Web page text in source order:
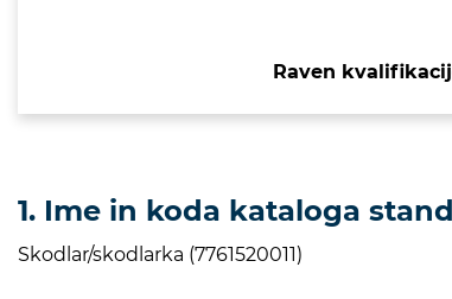
Raven
1. Ime in koda kataloga
Skodlar/skodlarka (7761520011)